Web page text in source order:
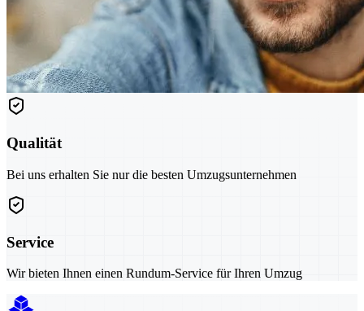
Qualität
Bei uns erhalten Sie nur die besten Umzugsunternehmen
Service
Wir bieten Ihnen einen Rundum-Service für Ihren Umzug